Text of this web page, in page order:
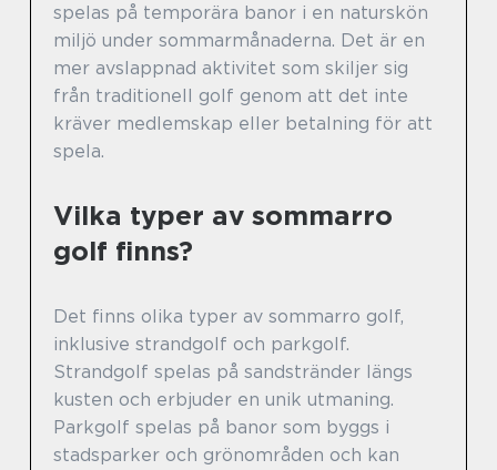
spelas på temporära banor i en naturskön
miljö under sommarmånaderna. Det är en
mer avslappnad aktivitet som skiljer sig
från traditionell golf genom att det inte
kräver medlemskap eller betalning för att
spela.
Vilka typer av sommarro
golf finns?
Det finns olika typer av sommarro golf,
inklusive strandgolf och parkgolf.
Strandgolf spelas på sandstränder längs
kusten och erbjuder en unik utmaning.
Parkgolf spelas på banor som byggs i
stadsparker och grönområden och kan